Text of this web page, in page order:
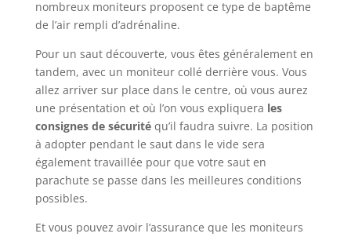
nombreux moniteurs proposent ce type de baptême
de l’air rempli d’adrénaline.
Pour un saut découverte, vous êtes généralement en
tandem, avec un moniteur collé derrière vous. Vous
allez arriver sur place dans le centre, où vous aurez
une présentation et où l’on vous expliquera les
consignes de sécuritéqu’il faudra suivre. La position
à adopter pendant le saut dans le vide sera
également travaillée pour que votre saut en
parachute se passe dans les meilleures conditions
possibles.
Et vous pouvez avoir l’assurance que les moniteurs